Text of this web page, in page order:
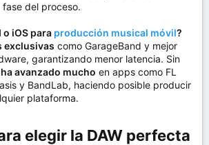
del proceso.
iOS para producción musical móvil?
exclusivas como GarageBand y mejor
garantizando menor latencia. Sin
avanzado mucho en apps como FL
y BandLab, haciendo posible producir
plataforma.
elegir la DAW perfecta